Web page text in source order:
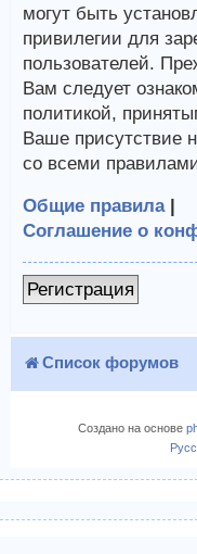
могут быть
привилегии для
пользователей.
Вам следует
политикой,
Ваше присутствие
со всеми
Общие правила|
Соглашение о
Регистрация
Список форумов
Создано на основе